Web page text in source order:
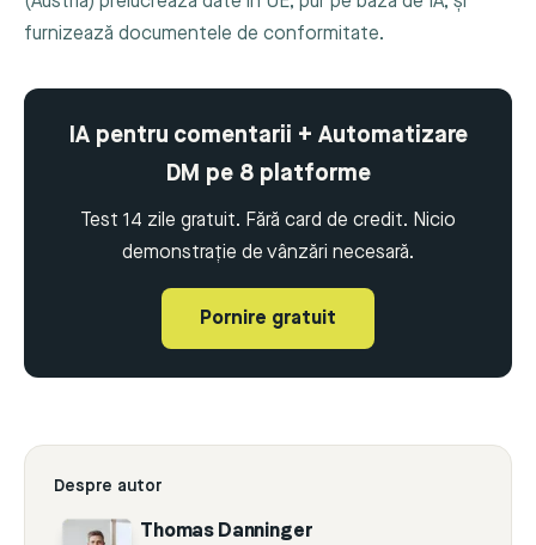
furnizează documentele de conformitate.
IA pentru comentarii + Automatizare
DM pe 8 platforme
Test 14 zile gratuit. Fără card de credit. Nicio
demonstrație de vânzări necesară.
Pornire gratuit
Despre autor
Thomas Danninger